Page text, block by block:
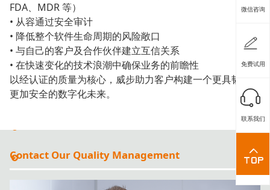
FDA、MDR 等）
• 从容通过安全审计
• 降低整个软件生命周期的风险敞口
• 与自己的客户及合作伙伴建立互信关系
• 在快速变化的技术浪潮中确保业务的前瞻性
以经认证的质量为核心，威步助力客户构建一个更具韧性、
更加安全的数字化未来。
Contact Our Quality Management
微信咨询
免费试用
联系我们